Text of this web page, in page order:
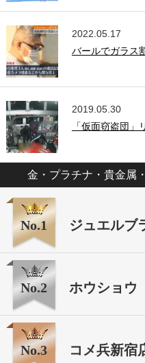
2022.05.17
バールでガラス
2019.05.30
「仮面窃盗団
金・プラチナ・貴金属
No.1 ジュエルブ
No.2 ホウショウ
No.3 コメ兵新宿